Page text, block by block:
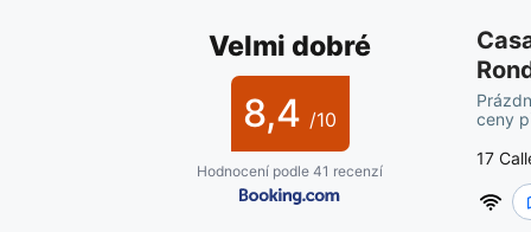
Velmi dobré
8,4 /10
Hodnocení podle 41 recenzí
ceny
17